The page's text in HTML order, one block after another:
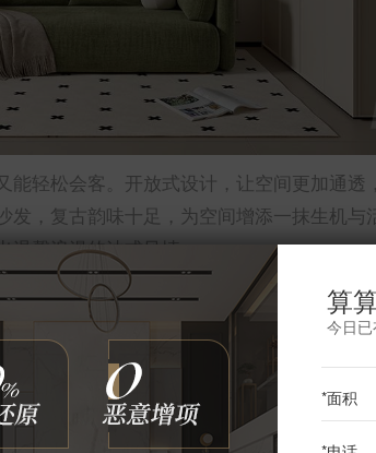
轻松会客。开放式设计，让空间更加通透
，复古韵味十足，为空间增添一抹生机与
馨浪漫的法式风情。
算
今日
*面积